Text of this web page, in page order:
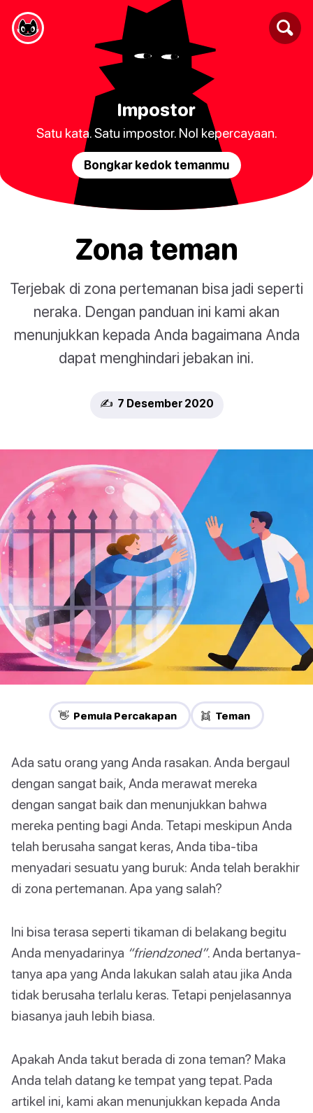
Impostor
Satu kata. Satu impostor. Nol kepercayaan.
Bongkar kedok temanmu
Zona teman
Terjebak di zona pertemanan bisa jadi seperti
neraka. Dengan panduan ini kami akan
menunjukkan kepada Anda bagaimana Anda
dapat menghindari jebakan ini.
✍️ 7 Desember 2020
👋 Pemula Percakapan 👯 Teman
Ada satu orang yang Anda rasakan. Anda bergaul
dengan sangat baik, Anda merawat mereka
dengan sangat baik dan menunjukkan bahwa
mereka penting bagi Anda. Tetapi meskipun Anda
telah berusaha sangat keras, Anda tiba-tiba
menyadari sesuatu yang buruk: Anda telah berakhir
di zona pertemanan. Apa yang salah?
Ini bisa terasa seperti tikaman di belakang begitu
Anda menyadarinya “friendzoned”. Anda bertanya-
tanya apa yang Anda lakukan salah atau jika Anda
tidak berusaha terlalu keras. Tetapi penjelasannya
biasanya jauh lebih biasa.
Apakah Anda takut berada di zona teman? Maka
Anda telah datang ke tempat yang tepat. Pada
artikel ini, kami akan menunjukkan kepada Anda